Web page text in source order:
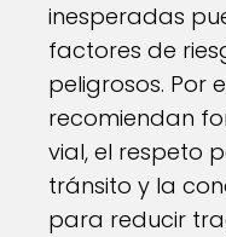
inesperadas
factores de
peligrosos. Por
recomiendan
vial, el respeto
tránsito y la
para reducir